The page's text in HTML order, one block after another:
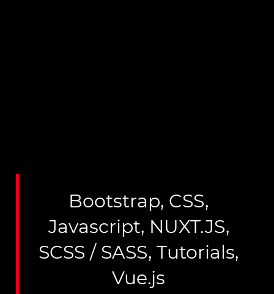
Bootstrap, CSS,
Javascript, NUXT.JS,
SCSS / SASS, Tutorials,
Vue.js